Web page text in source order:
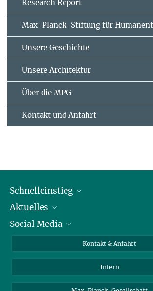
Research Report
Max-Planck-Stiftung für
Unsere Geschichte
Unsere Architektur
Über die MPG
Kontakt und Anfahrt
Schnelleinstieg
Personen
Pressebereich
Aktuelles
Stellenangebote
Social Media
LinkedIn
Kontakt & Anfahrt
Intern